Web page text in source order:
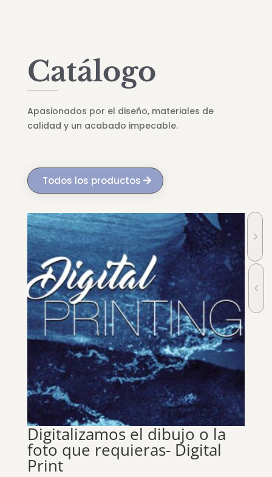
Catálogo
Apasionados por el diseño, materiales de
calidad y un acabado impecable.
Todos los productos
Digitalizamos el dibujo o la
foto que requieras- Digital
Print